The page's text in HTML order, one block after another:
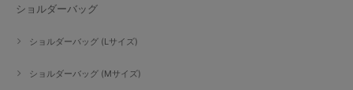
ショルダーバッグ
ショルダーバッグ (Lサイズ)
ショルダーバッグ (Mサイズ)